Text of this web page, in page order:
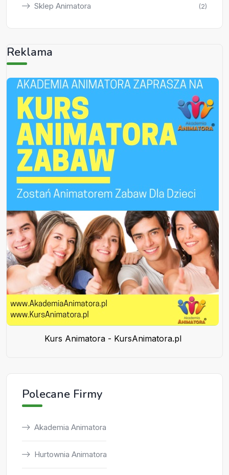
Sklep Animatora (2)
Reklama
Kurs Animatora - KursAnimatora.pl
Polecane Firmy
Akademia Animatora
Hurtownia Animatora